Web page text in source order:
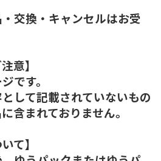
交換・キャンセルはお受
意】
です。
して記載されていないもの
含まれておりません。
て】